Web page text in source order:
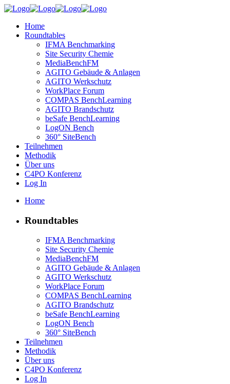
Home
Roundtables
IFMA Benchmarking
Site Security Chemie
MediaBenchFM
AGITO Gebäude & Anlagen
AGITO Werkschutz
WorkPlace Forum
COMPAS BenchLearning
AGITO Brandschutz
beSafe BenchLearning
LogON Bench
360° SiteBench
Teilnehmen
Methodik
Über uns
C4PO Konferenz
Log In
Home
Roundtables
IFMA Benchmarking
Site Security Chemie
MediaBenchFM
AGITO Gebäude & Anlagen
AGITO Werkschutz
WorkPlace Forum
COMPAS BenchLearning
AGITO Brandschutz
beSafe BenchLearning
LogON Bench
360° SiteBench
Teilnehmen
Methodik
Über uns
C4PO Konferenz
Log In